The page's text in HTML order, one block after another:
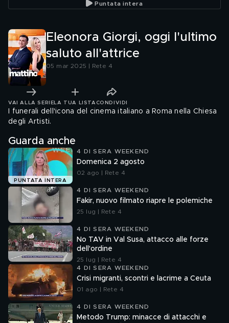
Puntata intera
Eleonora Giorgi, oggi l'ultimo
saluto all'attrice
05 mar 2025 | Rete 4
VAI ALLA SERIE LA TUA LISTA CONDIVIDI
I funerali dell'icona del cinema italiano a Roma nella Chiesa
degli Artisti.
Guarda anche
PUNTATA INTERA
4 DI SERA WEEKEND
Domenica 2 agosto
02 ago | Rete 4
4 DI SERA WEEKEND
Fakir, nuovo filmato riapre le polemiche
25 lug | Rete 4
4 DI SERA WEEKEND
No TAV in Val Susa, attacco alle forze
dell'ordine
25 lug | Rete 4
4 DI SERA WEEKEND
Crisi migranti, scontri e lacrime a Ceuta
01 ago | Rete 4
4 DI SERA WEEKEND
Metodo Trump: minacce di attacchi e